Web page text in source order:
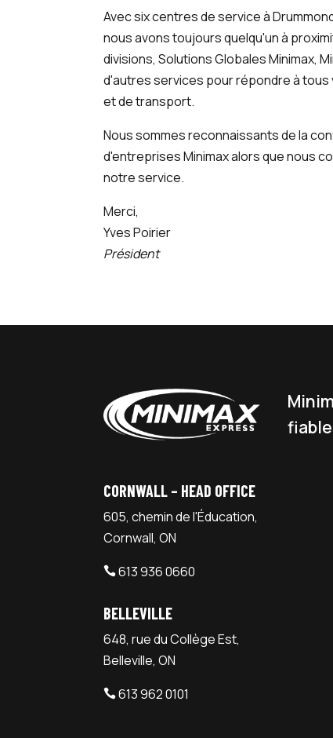
Avec six centres de service à
nous avons toujours quelqu'un à
divisions, Solutions Globales Minimax,
d'autres services pour répondre à
et de transport.
Nous sommes reconnaissants de la
d'entreprises Minimax alors que nous
notre service.
Merci,
Yves Poirier
Président
CORNWALL – HEAD OFFICE
605, chemin de l'Éducation,
Cornwall, ON
 613 936 0660
BELLEVILLE
648, rue du Collège Est,
Belleville, ON
613 962 0101